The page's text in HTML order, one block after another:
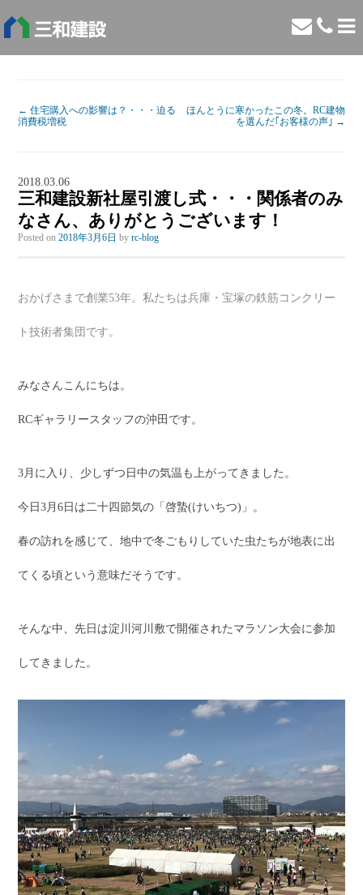
← 住宅購入への影響は？・・・迫る
消費税増税
ほんとうに寒かったこの冬。RC建物
を選んだ｢お客様の声｣ →
2018.03.06
三和建設新社屋引渡し式・・・関係者のみ
なさん、ありがとうございます！
Posted on2018年3月6日 byrc-blog
おかげさまで創業53年。私たちは兵庫・宝塚の鉄筋コンクリー
ト技術者集団です。
みなさんこんにちは。
RCギャラリースタッフの沖田です。
3月に入り、少しずつ日中の気温も上がってきました。
今日3月6日は二十四節気の「啓蟄(けいちつ)」。
春の訪れを感じて、地中で冬ごもりしていた虫たちが地表に出
てくる頃という意味だそうです。
そんな中、先日は淀川河川敷で開催されたマラソン大会に参加
してきました。